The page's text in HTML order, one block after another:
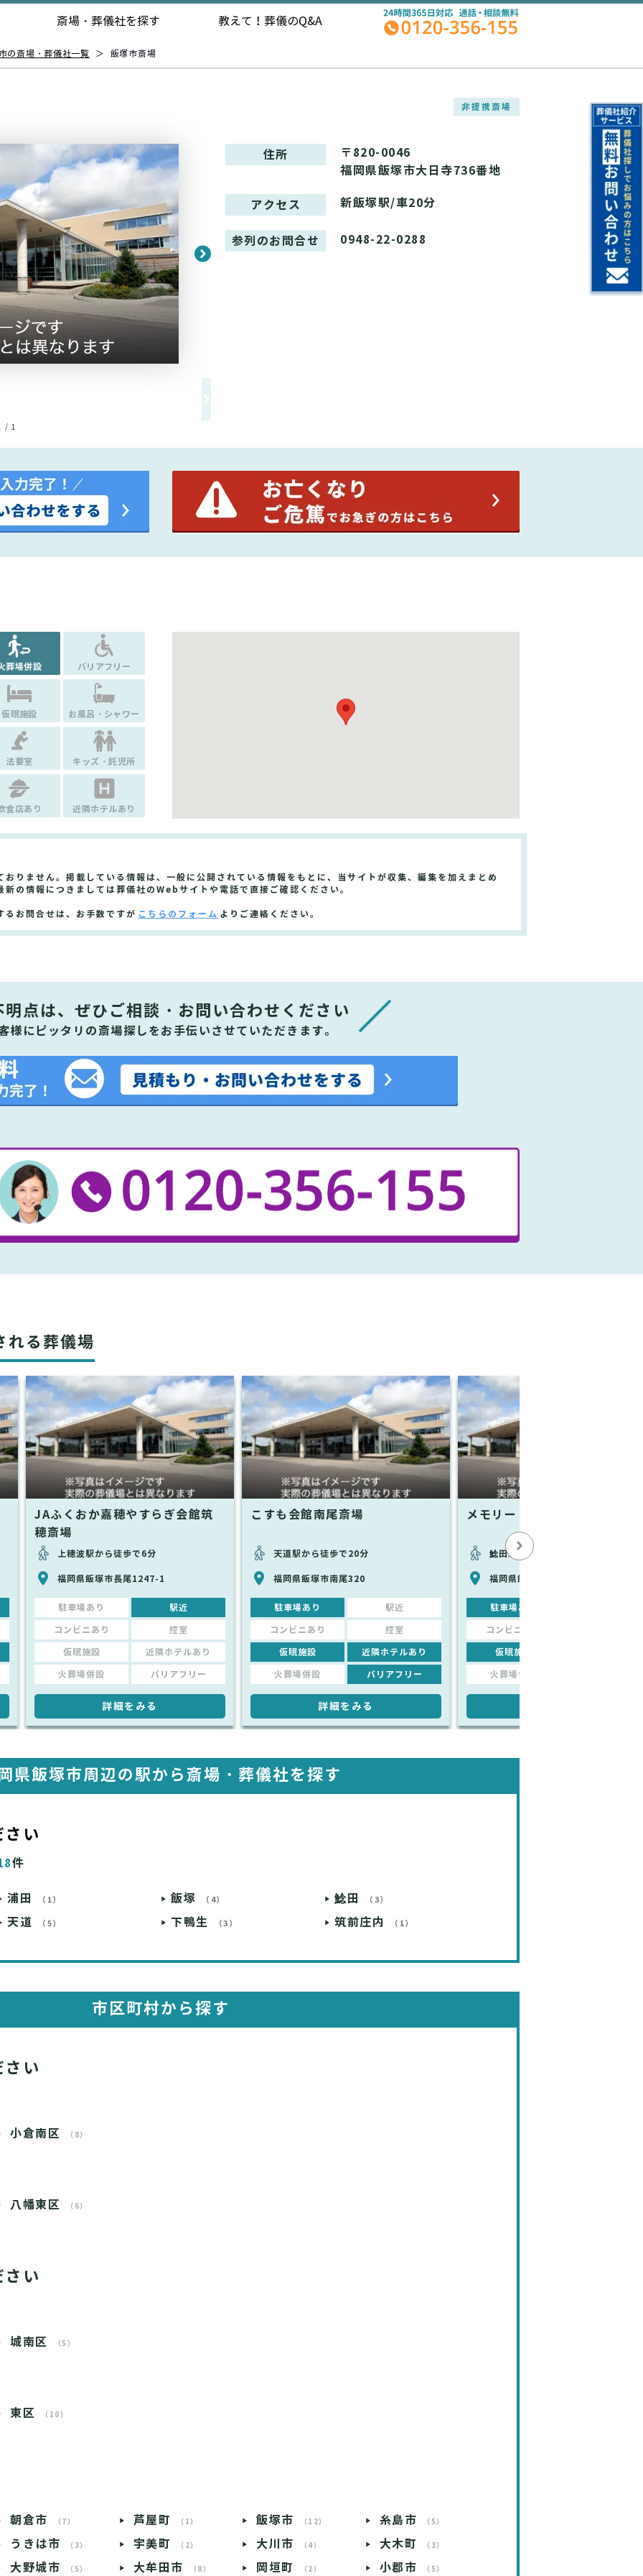
斎場・葬儀社を探す 教えて！ 葬儀のQ&A
の斎場・葬儀社一覧 ＞ 飯塚市斎場
非提携斎場
/ 1
住所
〒820-0046
福岡県飯塚市大日寺736番地
アクセス 新飯塚駅/車20分
参列のお問合せ 0948-22-0288
葬場併設 バリアフリー
仮眠施設 お風呂・シャワー
法要室 キッズ・託児所
食店あり 近隣ホテルあり
りません。掲載している情報は、一般に公開されている情報をもとに、当サイトが収集、編集を加えまとめ
の情報につきましては葬儀社のWebサイトや電話で直接ご確認ください。
るお問合せは、お手数ですが こちらのフォーム よりご連絡ください。
明点は、ぜひ ご相談・お問い合わせください
様にピッタリの斎場探しをお手伝いさせていただきます。
れる葬儀場
JAふくおか嘉穂やすらぎ会館筑
穂斎場
上穂波駅から徒歩で6分
福岡県飯塚市長尾1247-1
駐車場あり 駅近
コンビニあり 控室
仮眠施設 近隣ホテルあり
火葬場併設 バリアフリー
詳細をみる
こすも会館南尾斎場
天道駅から徒歩で20分
福岡県飯塚市南尾320
駐車場あり 駅近
コンビニあり 控室
仮眠施設 近隣ホテルあり
火葬場併設 バリアフリー
詳細をみる
メモリードホール飯塚中央
鯰田駅から徒歩で18分
福岡県飯塚市柳橋265-3
駐車場あり
コンビニあり
仮眠施設
火葬場併設
県飯塚市周辺の駅から 斎場・葬儀社を探す
い
件
浦田 （1） 飯塚 （4） 鯰田 （3）
天道 （5） 下鴨生 （3） 筑前庄内 （1）
市区町村から探す
い
小倉南区 （8）
八幡東区 （6）
い
城南区 （5）
東区 （10）
朝倉市 （7） 芦屋町 （1） 飯塚市 （12） 糸島市 （5）
うきは市 （3） 宇美町 （2） 大川市 （4） 大木町 （3）
大野城市 （5） 大牟田市 （8） 岡垣町 （2） 小郡市 （5）